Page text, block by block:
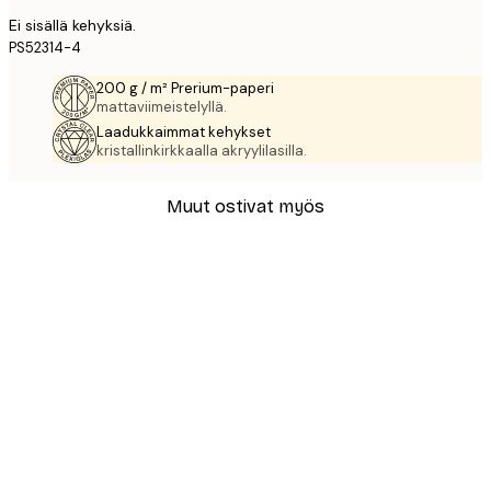
Ei sisällä kehyksiä.
PS52314-4
200 g / m² Prerium-paperi
mattaviimeistelyllä.
Laadukkaimmat kehykset
kristallinkirkkaalla akryylilasilla.
Muut ostivat myös